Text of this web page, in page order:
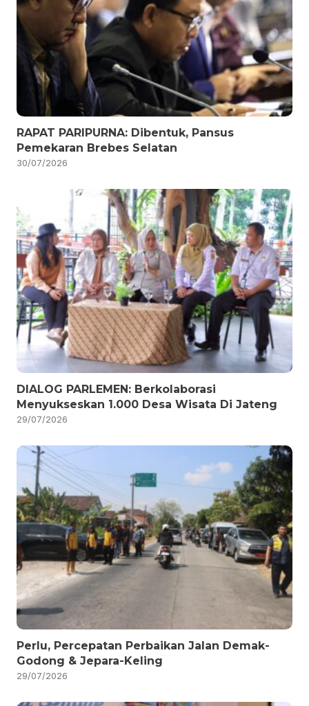
RAPAT PARIPURNA: Dibentuk, Pansus
Pemekaran Brebes Selatan
30/07/2026
DIALOG PARLEMEN: Berkolaborasi
Menyukseskan 1.000 Desa Wisata Di Jateng
29/07/2026
Perlu, Percepatan Perbaikan Jalan Demak-
Godong & Jepara-Keling
29/07/2026